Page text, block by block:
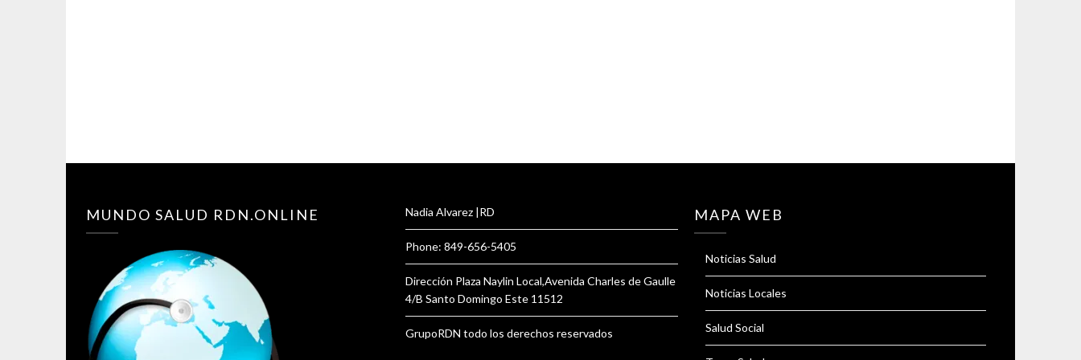
MUNDO SALUD RDN.ONLINE Nadia Alvarez |RD
Phone: 849-656-5405
Dirección Plaza Naylin Local,Avenida Charles de Gaulle
4/B Santo Domingo Este 11512
GrupoRDN todo los derechos reservados
MAPA WEB
Noticias Salud
Noticias Locales
Salud Social